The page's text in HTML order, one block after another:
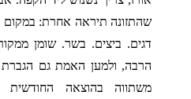
שהתזונה תיראה אחרת: במקום
דגים. ביצים. בשר. שומן
הרבה, ולמען האמת גם
משתווה בהוצאה החודשית